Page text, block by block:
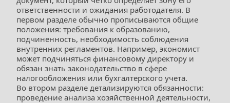
ответственности и ожидания работодателя. В
первом разделе обычно прописываются общие
положения: требования к образованию,
подчиненность, необходимость соблюдения
внутренних регламентов. Например, экономист
может подчиняться финансовому директору и
обязан знать законодательство в сфере
налогообложения или бухгалтерского учета.
Во втором разделе детализируются обязанности:
проведение анализа хозяйственной деятельности,